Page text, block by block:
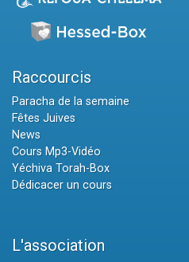
Raccourcis
Paracha de la semaine
Fêtes Juives
News
Cours Mp3-Vidéo
Yéchiva Torah-Box
Dédicacer un cours
L'association